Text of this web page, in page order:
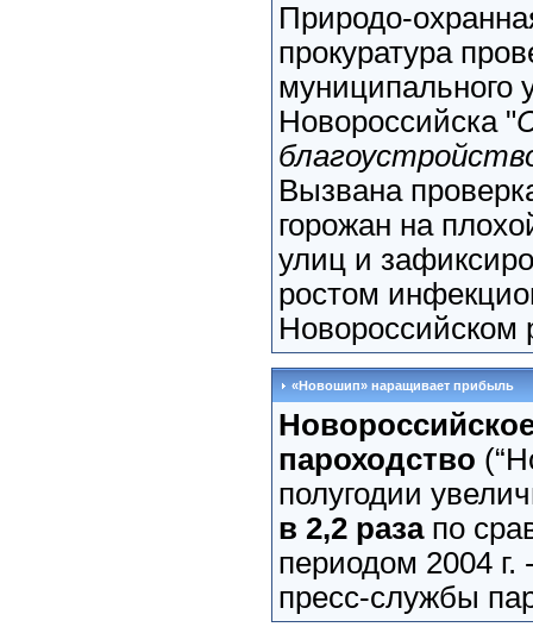
Природо-
прокуратура
муниципального
Новороссийска "
Вызвана
горожан на
улиц и
ростом
Новороссийском
«Новошип» наращивает прибыль
пароходство
полугодии
в 2,2 разапо
периодом 2004 г.
пресс-службы